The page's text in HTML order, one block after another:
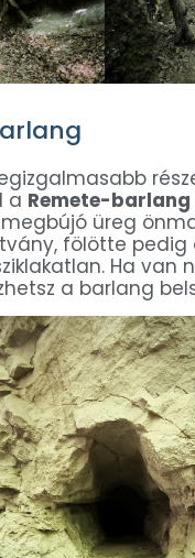
a Remete-barlang
megbújó üreg
fölötte
Ha van
a barlang